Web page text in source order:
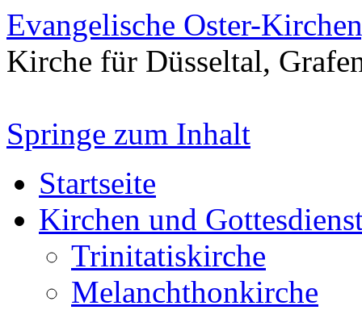
Evangelische Oster-
Kirche für Düsseltal,
Springe zum Inhalt
Startseite
Kirchen und
Trinitatiskirche
Melanchthonkirche